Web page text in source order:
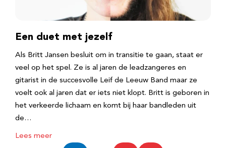
Een duet met jezelf
Als Britt Jansen besluit om in transitie te gaan, staat er
veel op het spel. Ze is al jaren de leadzangeres en
gitarist in de succesvolle Leif de Leeuw Band maar ze
voelt ook al jaren dat er iets niet klopt. Britt is geboren in
het verkeerde lichaam en komt bij haar bandleden uit
de…
Lees meer